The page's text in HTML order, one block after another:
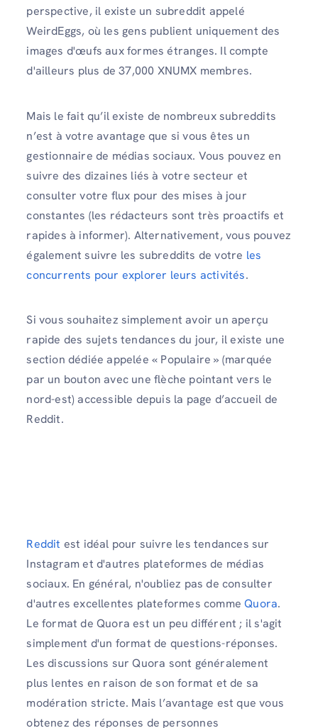
perspective, il existe un subreddit appelé
WeirdEggs, où les gens publient uniquement des
images d'œufs aux formes étranges. Il compte
d'ailleurs plus de 37,000 XNUMX membres.
Mais le fait qu’il existe de nombreux subreddits
n’est à votre avantage que si vous êtes un
gestionnaire de médias sociaux. Vous pouvez en
suivre des dizaines liés à votre secteur et
consulter votre flux pour des mises à jour
constantes (les rédacteurs sont très proactifs et
rapides à informer). Alternativement, vous pouvez
également suivre les subreddits de votre les
concurrents pour explorer leurs activités.
Si vous souhaitez simplement avoir un aperçu
rapide des sujets tendances du jour, il existe une
section dédiée appelée « Populaire » (marquée
par un bouton avec une flèche pointant vers le
nord-est) accessible depuis la page d’accueil de
Reddit.
Reddit est idéal pour suivre les tendances sur
Instagram et d'autres plateformes de médias
sociaux. En général, n'oubliez pas de consulter
d'autres excellentes plateformes commeQuora.
Le format de Quora est un peu différent ; il s'agit
simplement d'un format de questions-réponses.
Les discussions sur Quora sont généralement
plus lentes en raison de son format et de sa
modération stricte. Mais l’avantage est que vous
obtenez des réponses de personnes